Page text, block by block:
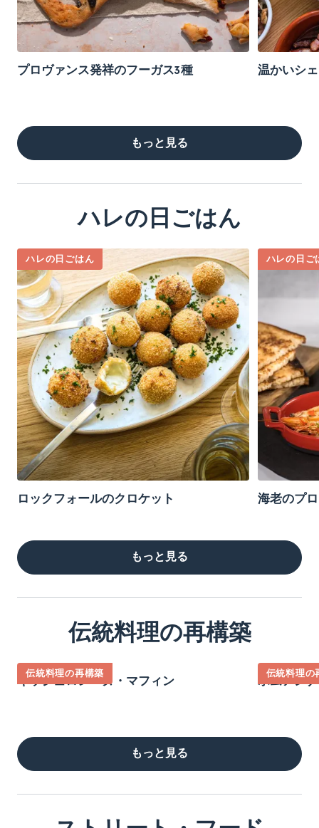
プロヴァンス発祥のフーガス3種 温かいシ
もっと見る
ハレの日ごはん
ハレの日ごはん
ロックフォールのクロケット
ハレの日ご
海老のプ
もっと見る
伝統料理の再構築
伝統料理の再構築
キッシュロレーヌ・マフィン
伝統料理の
ポムアン
もっと見る